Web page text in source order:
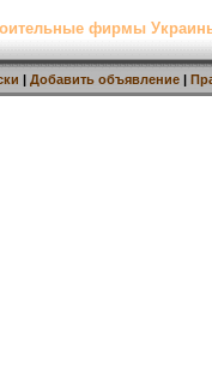
фирмы
| Добавить объявление |